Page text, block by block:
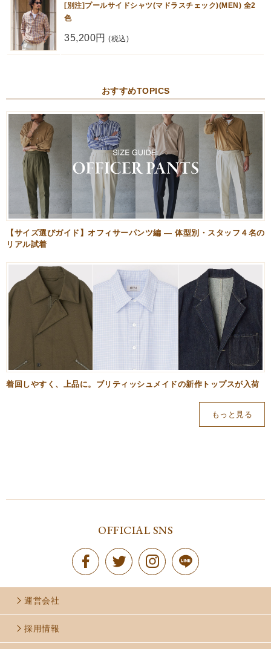
[別注]プールサイドシャツ(マドラスチェック)(MEN) 全2
色
35,200円 (税込)
おすすめTOPICS
【サイズ選びガイド】オフィサーパンツ編 — 体型別・スタッフ４名の
リアル試着
着回しやすく、上品に。ブリティッシュメイドの新作トップスが入荷
もっと見る
OFFICIAL SNS
運営会社
採用情報